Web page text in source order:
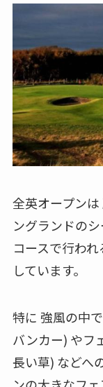
全英オープン
ングランドの
コースで行わ
しています。
特に 強風の中
バンカー) やフ
長い草) などへ